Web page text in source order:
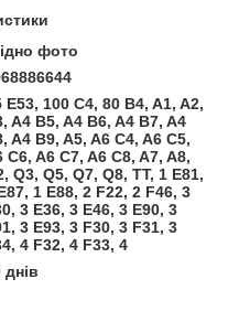
фото
E53, 100 C4, 80 B4, A1, A2,
A4 B5, A4 B6, A4 B7, A4
A4 B9, A5, A6 C4, A6 C5,
C6, A6 C7, A6 C8, A7, A8,
Q3, Q5, Q7, Q8, TT, 1 E81,
1 E88, 2 F22, 2 F46, 3
3 E36, 3 E46, 3 E90, 3
3 E93, 3 F30, 3 F31, 3
4 F32, 4 F33, 4
днів